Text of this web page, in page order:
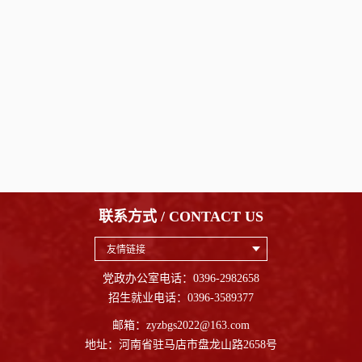
联系方式 / CONTACT US
友情链接
党政办公室电话：0396-2982658
招生就业电话：0396-3589377
邮箱：zyzbgs2022@163.com
地址：河南省驻马店市盘龙山路2658号